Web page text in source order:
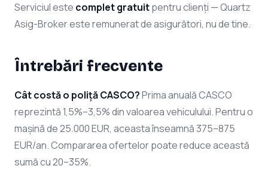
Serviciul este complet gratuitpentru clienți — Quartz
Asig-Broker este remunerat de asigurători, nu de tine.
Întrebări frecvente
Cât costă o poliță CASCO?Prima anuală CASCO
reprezintă 1,5%–3,5% din valoarea vehiculului. Pentru o
mașină de 25.000 EUR, aceasta înseamnă 375–875
EUR/an. Compararea ofertelor poate reduce această
sumă cu 20–35%.